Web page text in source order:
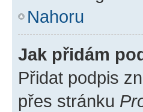
Nahoru
Jak přidám
Přidat podpis
přes stránku